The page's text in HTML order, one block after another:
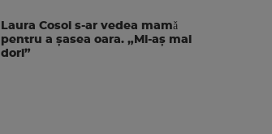
Laura Cosoi s-ar vedea mamǎ
pentru a şasea oara. „Mi-aș mai
dori”